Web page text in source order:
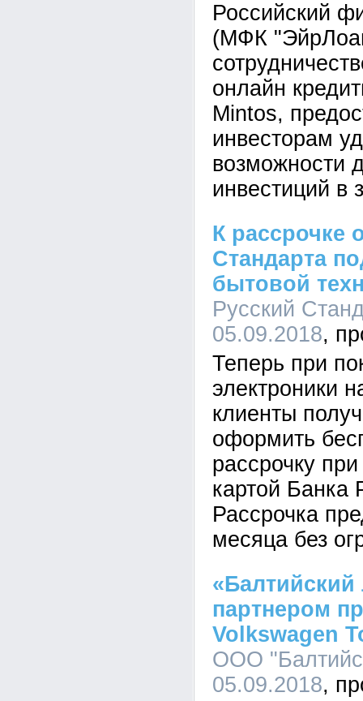
Российский
(МФК
онлайн
Mintos,
инвесторам
возможности
инвестиций в
К рассрочке
Стандарта
бытовой
Русский
05.09.2018
Теперь при
электроники
клиенты
оформить
рассрочку
картой Банка
Рассрочка
месяца без
«Балтийский
партнером
Volkswagen
ООО
05.09.2018